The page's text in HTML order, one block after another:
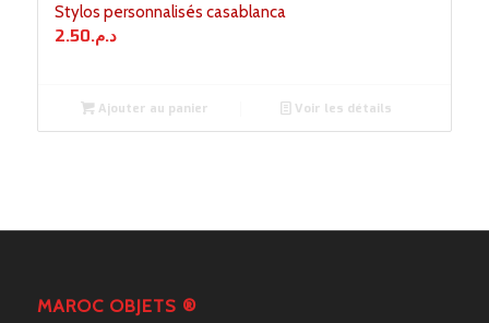
Stylos personnalisés casablanca
د.م.2.50
Ajouter au panier Voir les détails
MAROC OBJETS ®